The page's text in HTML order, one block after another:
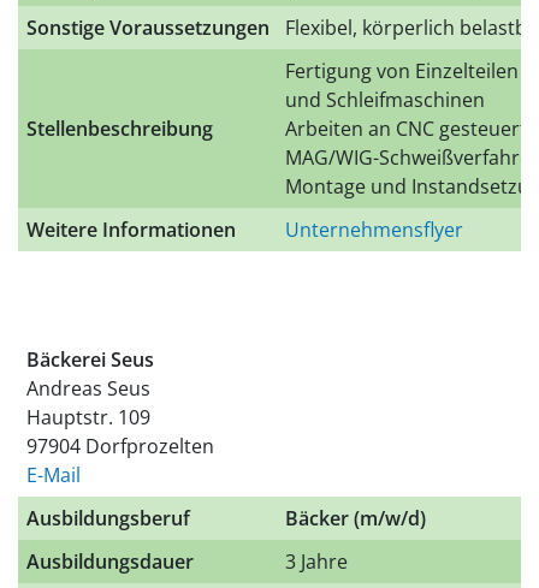
Sonstige Voraussetzungen
Flexibel, körperlich
Stellenbeschreibung
Fertigung von Einzelteilen
und Schleifmaschinen
Arbeiten an CNC
MAG/WIG-
Montage und
Weitere Informationen
Unternehmensflyer
Bäckerei Seus
Andreas Seus
Hauptstr. 109
97904 Dorfprozelten
E-Mail
Ausbildungsberuf
Bäcker (m/w/d)
Ausbildungsdauer
3 Jahre